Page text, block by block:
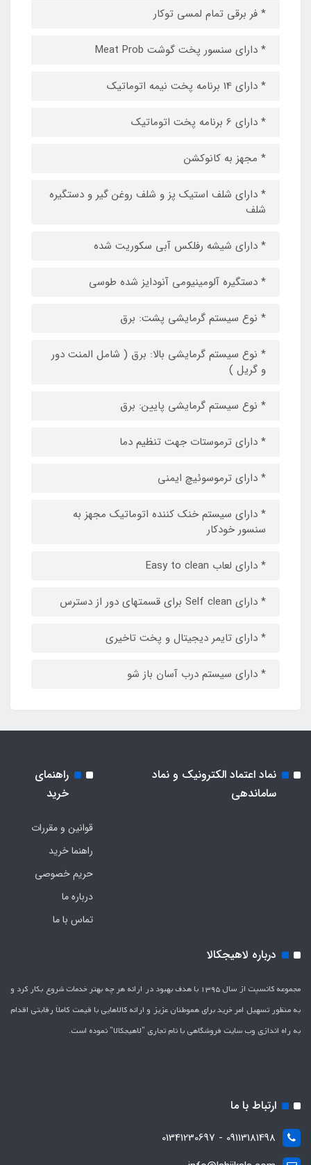
* فر برقی تمام لمسی توکار
* دارای سنسور پخت گوشت Meat Prob
* دارای 14 برنامه پخت نیمه اتوماتیک
* دارای 6 برنامه پخت اتوماتیک
* مجهز به کانوکشن
* دارای شلف استیک پز و شلف روغن گیر و دستگیره
شلف
* دارای شیشه رفلکس آبی سکوریت شده
* دستگیره آلومینیومی آنودایز شده طوسی
* نوع سیستم گرمایشی پشت: برق
* نوع سیستم گرمایشی بالا: برق ( شامل المنت دور
و گریل )
* نوع سیستم گرمایشی پایین: برق
* دارای ترموستات جهت تنظیم دما
* دارای ترموسوئیچ ایمنی
* دارای سیستم خنک کننده اتوماتیک مجهز به
سنسور خودکار
* دارای لعاب Easy to clean
* دارای Self clean برای قسمتهای دور از دسترس
* دارای تایمر دیجیتال و پخت تاخیری
* دارای سیستم درب آسان باز شو
نماد اعتماد الکترونیک و نماد
ساماندهی
راهنمای
خرید
قوانین و مقررات
راهنما خرید
حریم خصوصی
درباره ما
تماس با ما
درباره لاهیجکالا
مجموعه کانسپت از سال 1395 با هدف بهبود در ارائه هر چه بهتر خدمات شروع بکار کرد و
به منظور تسهیل امر خرید برای هموطنان عزیز و ارائه کالاهایی با قیمت کاملاَ رقابتی اقدام
به راه اندازی وب سایت فروشگاهی با نام تجاری "لاهیج­کالا" نموده است.
ارتباط با ما
09113181498 - 01341230697